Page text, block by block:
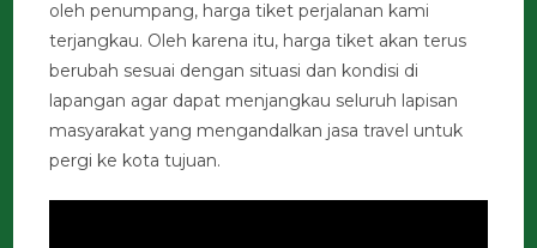
oleh penumpang, harga tiket perjalanan kami
terjangkau. Oleh karena itu, harga tiket akan terus
berubah sesuai dengan situasi dan kondisi di
lapangan agar dapat menjangkau seluruh lapisan
masyarakat yang mengandalkan jasa travel untuk
pergi ke kota tujuan.